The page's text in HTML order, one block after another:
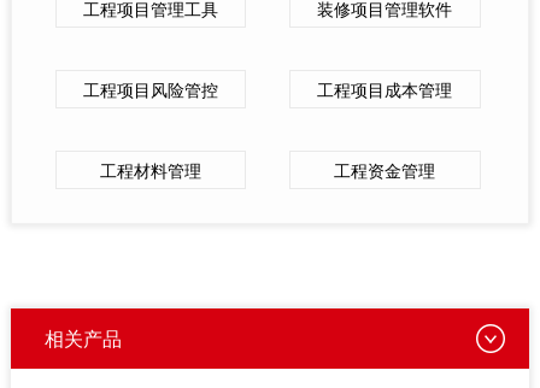
工程项目管理工具 装修项目管理软件
工程项目风险管控 工程项目成本管理
工程材料管理 工程资金管理
相关产品